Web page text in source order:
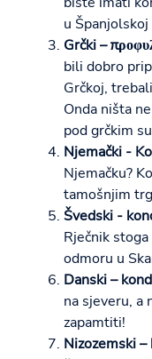
u
Grčki –
bili dobro
Grčkoj,
Onda ništa
pod grčkim
Njemački -
Njemačku?
tamošnjim
Švedski -
Rječnik
odmoru u
Danski –
na sjeveru, a
zapamtiti!
Nizozemski